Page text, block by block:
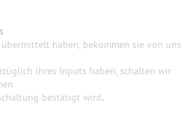
haben, bekommen sie von uns
ihres Inputs haben, schalten wir
bestätigt wird.